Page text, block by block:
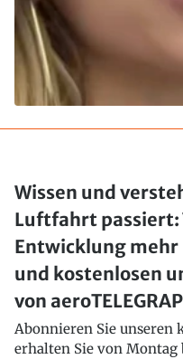
Wissen und
Luftfahrt passiert:
Entwicklung
und kostenlosen
von
Abonnieren Sie unseren
erhalten Sie von